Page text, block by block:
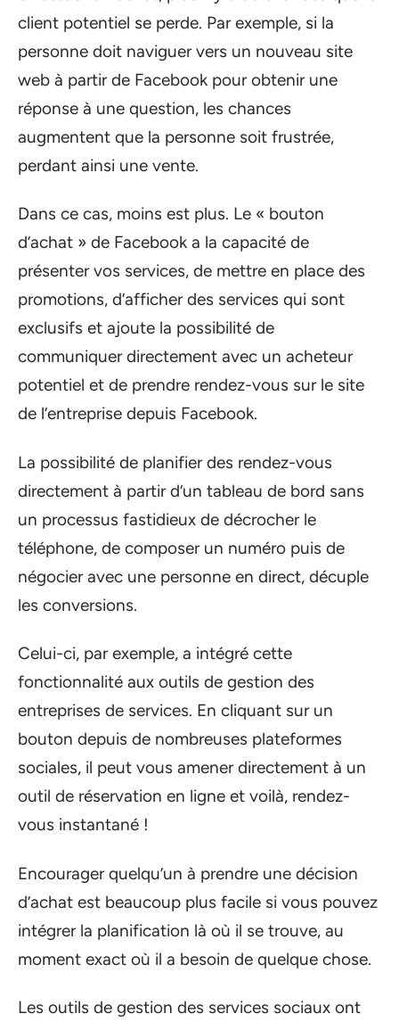
client potentiel se perde. Par exemple, si la
personne doit naviguer vers un nouveau site
web à partir de Facebook pour obtenir une
réponse à une question, les chances
augmentent que la personne soit frustrée,
perdant ainsi une vente.
Dans ce cas, moins est plus. Le « bouton
d’achat » de Facebook a la capacité de
présenter vos services, de mettre en place des
promotions, d’afficher des services qui sont
exclusifs et ajoute la possibilité de
communiquer directement avec un acheteur
potentiel et de prendre rendez-vous sur le site
de l’entreprise depuis Facebook.
La possibilité de planifier des rendez-vous
directement à partir d’un tableau de bord sans
un processus fastidieux de décrocher le
téléphone, de composer un numéro puis de
négocier avec une personne en direct, décuple
les conversions.
Celui-ci, par exemple, a intégré cette
fonctionnalité aux outils de gestion des
entreprises de services. En cliquant sur un
bouton depuis de nombreuses plateformes
sociales, il peut vous amener directement à un
outil de réservation en ligne et voilà, rendez-
vous instantané !
Encourager quelqu’un à prendre une décision
d’achat est beaucoup plus facile si vous pouvez
intégrer la planification là où il se trouve, au
moment exact où il a besoin de quelque chose.
Les outils de gestion des services sociaux ont